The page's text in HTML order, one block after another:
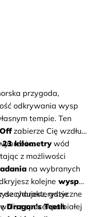
przygoda,
odkrywania wysp
tempie. Ten
zabierze Cię wzdłuż
malowniczego południowego wybrzeża.
23 kilometry wód
na wybranych
kolejne wyspy
decydujesz, gdzie
spacer po białej
charakterystyczne
Dragon’s Teeth